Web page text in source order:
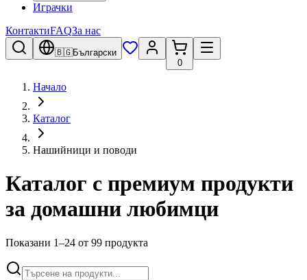
Играчки
КонтактиFAQЗа нас
🇧🇬Български
0
Начало
Каталог
Нашийници и поводи
Каталог с премиум продукти
за домашни любимци
Показани 1–24 от 99 продукта